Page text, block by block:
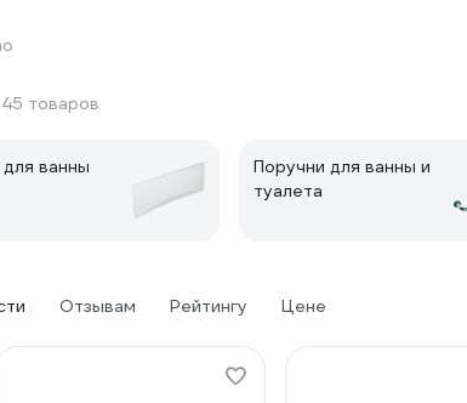
45 товаров
ванны
Поручни для ванны и
туалета
Отзывам Рейтингу Цене